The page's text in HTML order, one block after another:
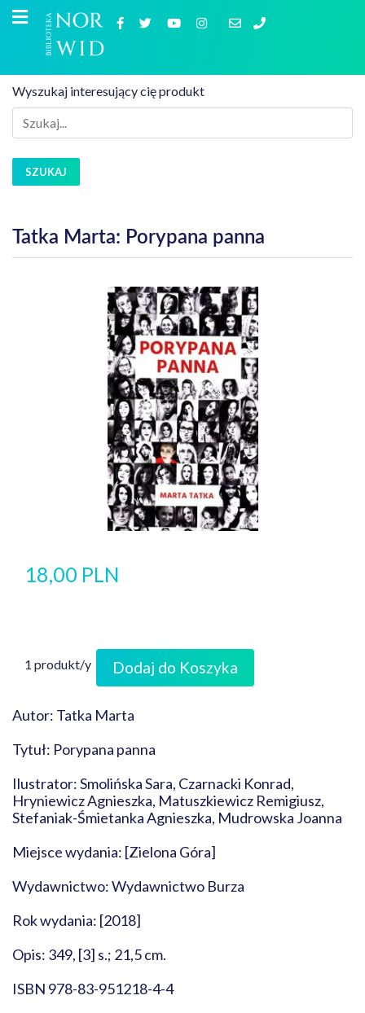
Wyszukaj interesujący cię produkt
SZUKAJ
Tatka Marta: Porypana panna
18,00 PLN
1 produkt/y Dodaj do Koszyka
Autor: Tatka Marta
Tytuł: Porypana panna
Ilustrator: Smolińska Sara, Czarnacki Konrad,
Hryniewicz Agnieszka, Matuszkiewicz Remigiusz,
Stefaniak-Śmietanka Agnieszka, Mudrowska Joanna
Miejsce wydania: [Zielona Góra]
Wydawnictwo: Wydawnictwo Burza
Rok wydania: [2018]
Opis: 349, [3] s.; 21,5 cm.
ISBN 978-83-951218-4-4